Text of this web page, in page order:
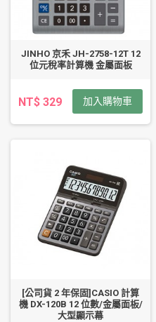
JINHO 京禾 JH-2758-12T 12
位元稅率計算機 金屬面板
NT$ 329 加入購物車
[公司貨 2 年保固]CASIO 計算
機 DX-120B 12 位數/金屬面板/
大型顯示幕